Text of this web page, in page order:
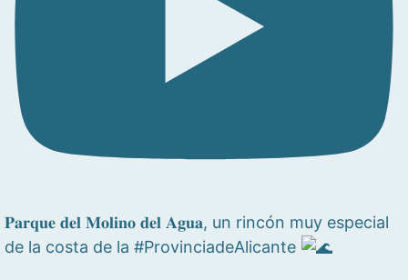
𝐏𝐚𝐫𝐪𝐮𝐞 𝐝𝐞𝐥 𝐌𝐨𝐥𝐢𝐧𝐨 𝐝𝐞𝐥 𝐀𝐠𝐮𝐚, un rincón muy especial
de la costa de la #ProvinciadeAlicante